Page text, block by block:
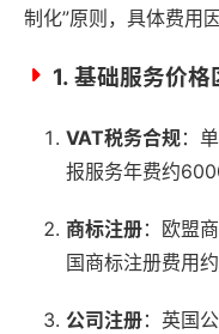
制化”原则，具体费用
1. 基础服务价格
VAT税务合规：
报服务年费约
商标注册：欧盟
国商标注册费用
公司注册：英国